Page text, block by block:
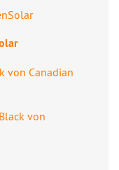
von Canadian
von